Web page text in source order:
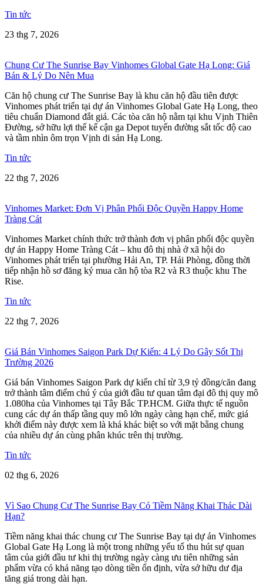
Tin tức
23 thg 7, 2026
Chung Cư The Sunrise Bay Vinhomes Global Gate Hạ Long: Giá
Bán & Lý Do Nên Mua
Căn hộ chung cư The Sunrise Bay là khu căn hộ đầu tiên được
Vinhomes phát triển tại dự án Vinhomes Global Gate Hạ Long, theo
tiêu chuẩn Diamond đắt giá. Các tòa căn hộ nằm tại khu Vịnh Thiên
Đường, sở hữu lợi thế kế cận ga Depot tuyến đường sắt tốc độ cao
và tầm nhìn ôm trọn Vịnh di sản Hạ Long.
Tin tức
22 thg 7, 2026
Vinhomes Market: Đơn Vị Phân Phối Độc Quyền Happy Home
Tràng Cát
Vinhomes Market chính thức trở thành đơn vị phân phối độc quyền
dự án Happy Home Tràng Cát – khu đô thị nhà ở xã hội do
Vinhomes phát triển tại phường Hải An, TP. Hải Phòng, đồng thời
tiếp nhận hồ sơ đăng ký mua căn hộ tòa R2 và R3 thuộc khu The
Rise.
Tin tức
22 thg 7, 2026
Giá Bán Vinhomes Saigon Park Dự Kiến: 4 Lý Do Gây Sốt Thị
Trường 2026
Giá bán Vinhomes Saigon Park dự kiến chỉ từ 3,9 tỷ đồng/căn đang
trở thành tâm điểm chú ý của giới đầu tư quan tâm đại đô thị quy mô
1.080ha của Vinhomes tại Tây Bắc TP.HCM. Giữa thực tế nguồn
cung các dự án thấp tầng quy mô lớn ngày càng hạn chế, mức giá
khởi điểm này được xem là khá khác biệt so với mặt bằng chung
của nhiều dự án cùng phân khúc trên thị trường.
Tin tức
02 thg 6, 2026
Vì Sao Chung Cư The Sunrise Bay Có Tiềm Năng Khai Thác Dài
Hạn?
Tiềm năng khai thác chung cư The Sunrise Bay tại dự án Vinhomes
Global Gate Hạ Long là một trong những yếu tố thu hút sự quan
tâm của giới đầu tư khi thị trường ngày càng ưu tiên những sản
phẩm vừa có khả năng tạo dòng tiền ổn định, vừa sở hữu dư địa
tăng giá trong dài hạn.